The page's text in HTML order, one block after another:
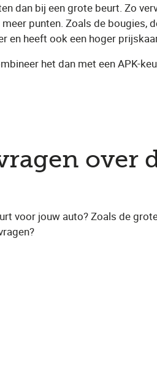
dan bij een grote beurt. Zo
punten. Zoals de
en heeft ook een hoger
het dan met een APK-
over
voor jouw auto? Zoals de